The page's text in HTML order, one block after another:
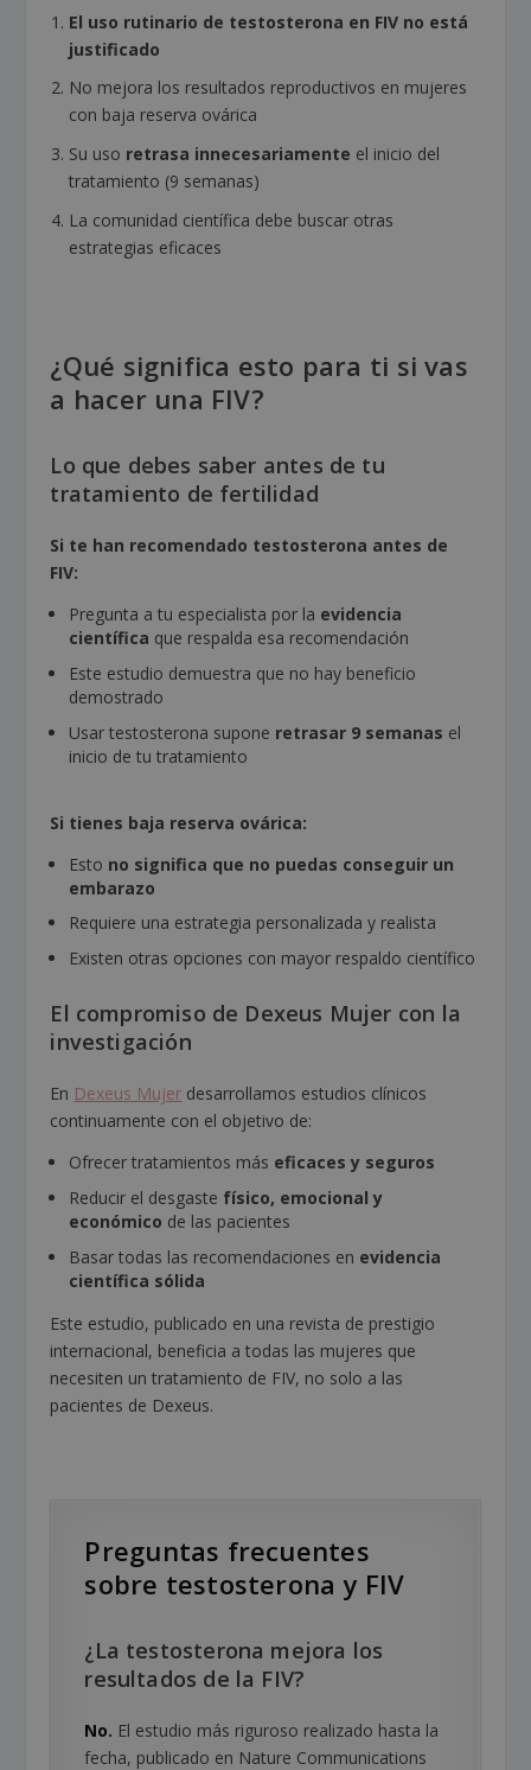
El uso rutinario de testosterona en FIV no está
justificado
No mejora los resultados reproductivos en mujeres
con baja reserva ovárica
Su uso retrasa innecesariamente el inicio del
tratamiento (9 semanas)
La comunidad científica debe buscar otras
estrategias eficaces
¿Qué significa esto para ti si vas
a hacer una FIV?
Lo que debes saber antes de tu
tratamiento de fertilidad
Si te han recomendado testosterona antes de
FIV:
Pregunta a tu especialista por la evidencia
científica que respalda esa recomendación
Este estudio demuestra que no hay beneficio
demostrado
Usar testosterona supone retrasar 9 semanas el
inicio de tu tratamiento
Si tienes baja reserva ovárica:
Esto no significa que no puedas conseguir un
embarazo
Requiere una estrategia personalizada y realista
Existen otras opciones con mayor respaldo científico
El compromiso de Dexeus Mujer con la
investigación
En Dexeus Mujer desarrollamos estudios clínicos
continuamente con el objetivo de:
Ofrecer tratamientos más eficaces y seguros
Reducir el desgaste físico, emocional y
económico de las pacientes
Basar todas las recomendaciones en evidencia
científica sólida
Este estudio, publicado en una revista de prestigio
internacional, beneficia a todas las mujeres que
necesiten un tratamiento de FIV, no solo a las
pacientes de Dexeus.
Preguntas frecuentes
sobre testosterona y FIV
¿La testosterona mejora los
resultados de la FIV?
No. El estudio más riguroso realizado hasta la
fecha, publicado en Nature Communications